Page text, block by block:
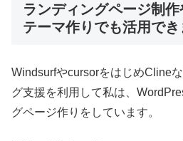
ランディングページ制
テーマ作りでも活用でき
WindsurfやcursorをはじめCline
グ支援を利用して私は、
グページ作りをしています。